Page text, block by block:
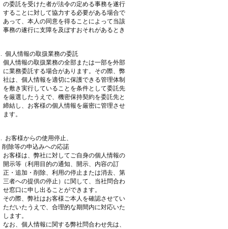
の委託を受けた者が法令の定める事務を遂行
することに対して協力する必要がある場合で
あって、本人の同意を得ることによって当該
事務の遂行に支障を及ぼすおそれがあるとき
個人情報の取扱業務の委託
個人情報の取扱業務の全部または一部を外部
に業務委託する場合があります。その際、弊
社は、個人情報を適切に保護できる管理体制
を敷き実行していることを条件として委託先
を厳選したうえで、機密保持契約を委託先と
締結し、お客様の個人情報を厳密に管理させ
ます。
お客様からの使用停止、
等の申込みへの応諾
お客様は、弊社に対してご自身の個人情報の
開示等（利用目的の通知、開示、内容の訂
正・追加・削除、利用の停止または消去、第
三者への提供の停止）に関して、当社問合わ
せ窓口に申し出ることができます。
その際、弊社はお客様ご本人を確認させてい
ただいたうえで、合理的な期間内に対応いた
します。
なお、個人情報に関する弊社問合わせ先は、